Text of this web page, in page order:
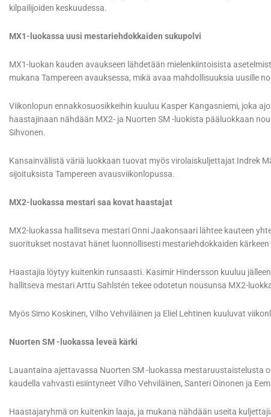
kilpailijoiden keskuudessa.
MX1-luokassa uusi mestariehdokkaiden sukupolvi
MX1-luokan kauden avaukseen lähdetään mielenkiintoisista
mukana Tampereen avauksessa, mikä avaa mahdollisuuksia uusille
Viikonlopun ennakkosuosikkeihin kuuluu Kasper Kangasniemi, joka
haastajinaan nähdään MX2- ja Nuorten SM -luokista pääluokkaan
Sihvonen.
Kansainvälistä väriä luokkaan tuovat myös virolaiskuljettajat Indrek
sijoituksista Tampereen avausviikonlopussa.
MX2-luokassa mestari saa kovat haastajat
MX2-luokassa hallitseva mestari Onni Jaakonsaari lähtee kauteen
suoritukset nostavat hänet luonnollisesti mestariehdokkaiden kärkeen
Haastajia löytyy kuitenkin runsaasti. Kasimir Hindersson kuuluu
hallitseva mestari Arttu Sahlstén tekee odotetun nousunsa MX2-
Myös Simo Koskinen, Vilho Vehviläinen ja Eliel Lehtinen kuuluvat
Nuorten SM -luokassa leveä kärki
Lauantaina ajettavassa Nuorten SM -luokassa mestaruustaistelusta
kaudella vahvasti esiintyneet Vilho Vehviläinen, Santeri Oinonen ja
Haastajaryhmä on kuitenkin laaja, ja mukana nähdään useita